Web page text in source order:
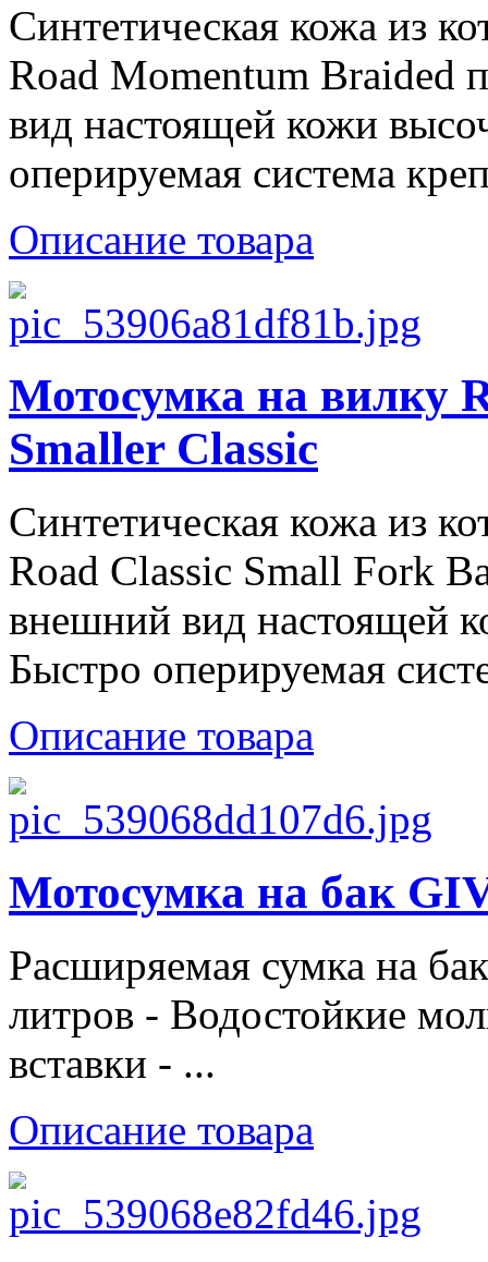
Синтетическая кожа из
Road Momentum Braided
вид настоящей кожи
оперируемая система
Описание товара
Мотосумка на вилку
Smaller Classic
Синтетическая кожа из
Road Classic Small Fork
внешний вид настоящей
Быстро оперируемая
Описание товара
Мотосумка на бак
Расширяемая сумка на
литров - Водостойкие
вставки - ...
Описание товара